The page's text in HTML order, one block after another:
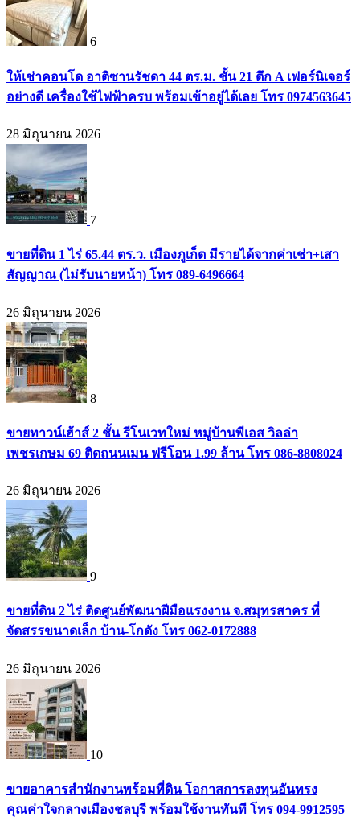
6
ให้เช่าคอนโด อาติซานรัชดา 44 ตร.ม. ชั้น 21 ตึก A เฟอร์นิเจอร์
อย่างดี เครื่องใช้ไฟฟ้าครบ พร้อมเข้าอยู่ได้เลย โทร 0974563645
28 มิถุนายน 2026
7
ขายที่ดิน 1 ไร่ 65.44 ตร.ว. เมืองภูเก็ต มีรายได้จากค่าเช่า+เสา
สัญญาณ (ไม่รับนายหน้า) โทร 089-6496664
26 มิถุนายน 2026
8
ขายทาวน์เฮ้าส์ 2 ชั้น รีโนเวทใหม่ หมู่บ้านพีเอส วิลล่า
เพชรเกษม 69 ติดถนนเมน ฟรีโอน 1.99 ล้าน โทร 086-8808024
26 มิถุนายน 2026
9
ขายที่ดิน 2 ไร่ ติดศูนย์พัฒนาฝีมือแรงงาน จ.สมุทรสาคร ที่
จัดสรรขนาดเล็ก บ้าน-โกดัง โทร 062-0172888
26 มิถุนายน 2026
10
ขายอาคารสำนักงานพร้อมที่ดิน โอกาสการลงทุนอันทรง
คุณค่าใจกลางเมืองชลบุรี พร้อมใช้งานทันที โทร 094-9912595